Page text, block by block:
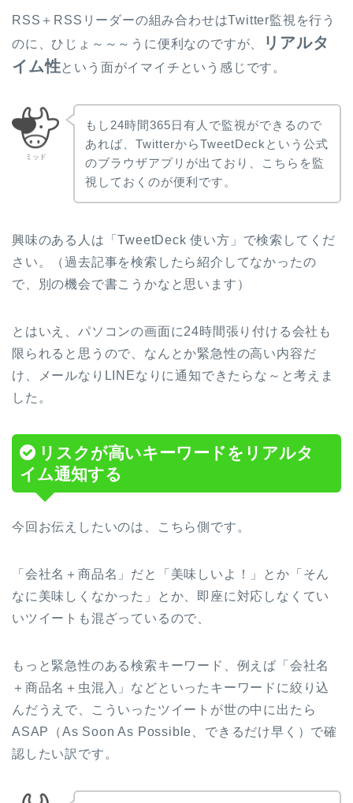
RSS＋RSSリーダーの組み合わせはTwitter監視を行う
のに、ひじょ～～～うに便利なのですが、
リアルタ
イム性という面がイマイチという感じです。
ミッド
もし24時間365日有人で監視ができるので
あれば、TwitterからTweetDeckという公式
のブラウザアプリが出ており、こちらを監
視しておくのが便利です。
興味のある人は「TweetDeck 使い方」で検索してくだ
さい。（過去記事を検索したら紹介してなかったの
で、別の機会で書こうかなと思います）
とはいえ、パソコンの画面に24時間張り付ける会社も
限られると思うので、なんとか緊急性の高い内容だ
け、メールなりLINEなりに通知できたらな～と考えま
した。
リスクが高いキーワードをリアルタ
イム通知する
今回お伝えしたいのは、こちら側です。
「会社名＋商品名」だと「美味しいよ！」とか「そん
なに美味しくなかった」とか、即座に対応しなくてい
いツイートも混ざっているので、
もっと緊急性のある検索キーワード、例えば「会社名
＋商品名＋虫混入」などといったキーワードに絞り込
んだうえで、こういったツイートが世の中に出たら
ASAP（As Soon As Possible、できるだけ早く）で確
認したい訳です。